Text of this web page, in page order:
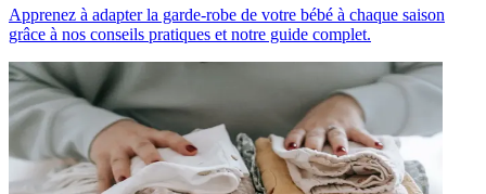
Apprenez à adapter la garde-robe de votre bébé à chaque saison
grâce à nos conseils pratiques et notre guide complet.